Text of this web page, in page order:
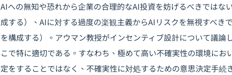
AIへの無知や恐れから企業の合理的なAI投資を妨げるべきではな
成する）、AIに対する過度の楽観主義からAIリスクを無視すべき
を構成する）。アウマン教授がインセンティブ設計について議論
こで特に適切である。すなわち、極めて高い不確実性の環境にお
定をすることではなく、不確実性に対処するための意思決定手続